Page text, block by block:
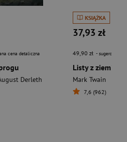
cena detaliczna
Derleth
KSIĄŻKA
37,93 zł
49,90 zł - sugerowana
Listy z ziemi
Mark Twain
7,6 (962)